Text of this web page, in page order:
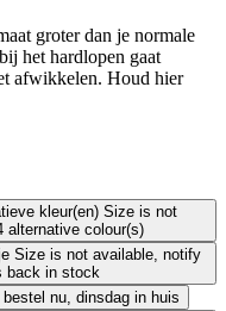
groter dan je normale
het hardlopen gaat
afwikkelen. Houd hier
kleur(en) Size is not
alternative colour(s)
Size is not available, notify
back in stock
bestel nu, dinsdag in huis